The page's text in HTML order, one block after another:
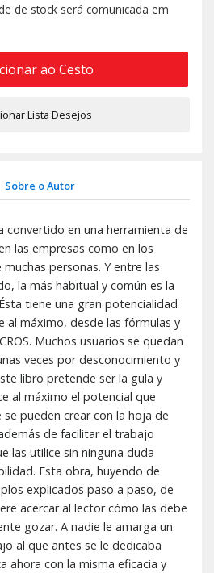
de stock será comunicada em
ao Cesto
Lista Desejos
Sobre o Autor
convertido en una herramienta de
las empresas como en los
personas. Y entre las
la más habitual y común es la
tiene una gran potencialidad
al máximo, desde las fórmulas y
Muchos usuarios se quedan
veces por desconocimiento y
libro pretende ser la gula y
al máximo el potencial que
se pueden crear con la hoja de
de facilitar el trabajo
las utilice sin ninguna duda
Esta obra, huyendo de
explicados paso a paso, de
acercar al lector cómo las debe
gozar. A nadie le amarga un
al que antes se le dedicaba
ahora con la misma eficacia y